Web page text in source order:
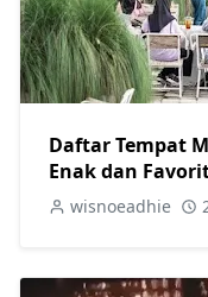
Daftar Tempat
Enak dan
wisnoeadhie